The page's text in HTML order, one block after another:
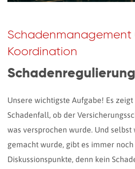
Schadenmanagement
Koordination
Schadenregulierung
Unsere wichtigste Aufgabe! Es
Schadenfall, ob der
was versprochen wurde. Und
gemacht wurde, gibt es immer
Diskussionspunkte, denn kein